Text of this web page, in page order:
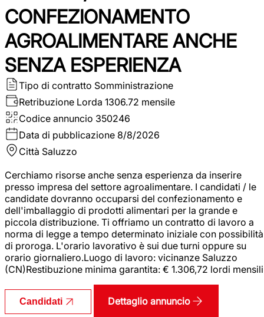
CONFEZIONAMENTO
AGROALIMENTARE ANCHE
SENZA ESPERIENZA
Tipo di contratto Somministrazione
Retribuzione Lorda 1306.72 mensile
Codice annuncio 350246
Data di pubblicazione 8/8/2026
Città Saluzzo
Cerchiamo risorse anche senza esperienza da inserire
presso impresa del settore agroalimentare. I candidati / le
candidate dovranno occuparsi del confezionamento e
dell'imballaggio di prodotti alimentari per la grande e
piccola distribuzione. Ti offriamo un contratto di lavoro a
norma di legge a tempo determinato iniziale con possibilità
di proroga. L'orario lavorativo è sui due turni oppure su
orario giornaliero.Luogo di lavoro: vicinanze Saluzzo
(CN)Restibuzione minima garantita: € 1.306,72 lordi mensili
Candidati Dettaglio annuncio